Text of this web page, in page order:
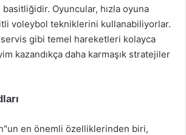
Oyuncular, hızla oyuna
voleybol tekniklerini kullanabiliyorlar.
gibi temel hareketleri kolayca
kazandıkça daha karmaşık stratejiler
en önemli özelliklerinden biri,